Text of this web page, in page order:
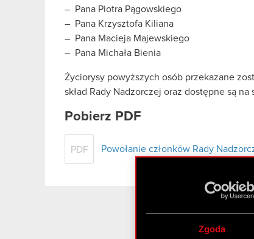
Zgoda
– Pana Piotra Pągowskiego
– Pana Krzysztofa Kiliana
– Pana Macieja Majewskiego
– Pana Michała Bienia
Życiorysy powyższych osób przekazane
skład Rady Nadzorczej oraz dostępne są
Pobierz PDF
PDF Powołanie członków Rady